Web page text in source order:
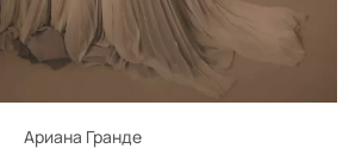
Ариана Гранде